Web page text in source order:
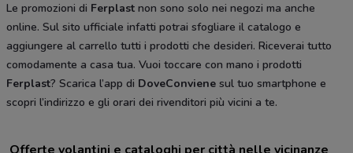
Le promozioni di Ferplast non sono solo nei negozi ma anche
online. Sul sito ufficiale infatti potrai sfogliare il catalogo e
aggiungere al carrello tutti i prodotti che desideri. Riceverai tutto
comodamente a casa tua. Vuoi toccare con mano i prodotti
Ferplast? Scarica l’app di DoveConviene sul tuo smartphone e
scopri l’indirizzo e gli orari dei rivenditori più vicini a te.